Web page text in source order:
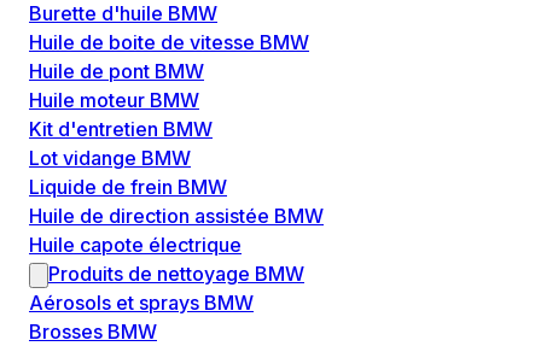
Burette d'huile BMW
Huile de boite de vitesse BMW
Huile de pont BMW
Huile moteur BMW
Kit d'entretien BMW
Lot vidange BMW
Liquide de frein BMW
Huile de direction assistée BMW
Huile capote électrique
Produits de nettoyage BMW
Aérosols et sprays BMW
Brosses BMW